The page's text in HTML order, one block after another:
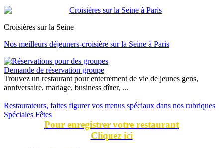
Croisières sur la Seine
Nos meilleurs déjeuners-croisière sur la Seine à Paris
Demande de réservation groupe
Trouvez un restaurant pour enterrement de vie de jeunes gens,
anniversaire, mariage, business dîner, ...
Restaurateurs, faites figurer vos menus spéciaux dans nos rubriques
Spéciales Fêtes
Pour enregistrer votre restaurant
Cliquez ici